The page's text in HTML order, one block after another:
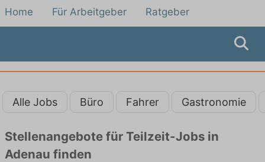
Home Für Arbeitgeber Ratgeber
Alle Jobs Büro Fahrer Gastronomie
Stellenangebote für Teilzeit-Jobs in
Adenau finden